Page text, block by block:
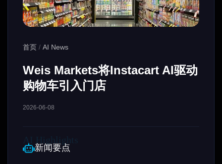
首页 / AI News
Weis Markets将Instacart AI驱动
购物车引入门店
2026-06-08
新闻要点